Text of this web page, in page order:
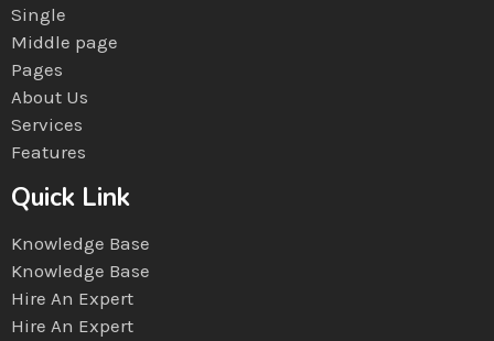
Single
Middle page
Pages
About Us
Services
Features
Quick Link
Knowledge Base
Knowledge Base
Hire An Expert
Hire An Expert